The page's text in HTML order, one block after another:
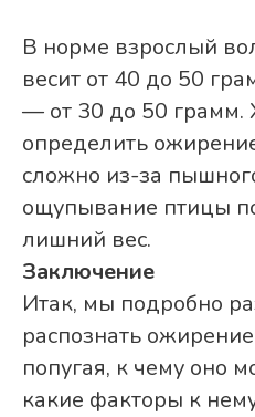
В норме взрослый
весит от 40 до 50
— от 30 до 50 грамм.
определить
сложно из-за
ощупывание птицы
лишний вес.
Заключение
Итак, мы подробно
распознать
попугая, к чему оно
какие факторы к